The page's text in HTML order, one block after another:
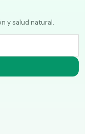
y salud natural.